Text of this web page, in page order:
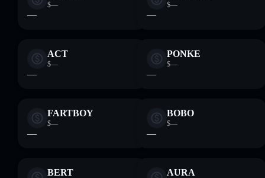
$—
—
$—
—
ACT
$—
—
PONKE
$—
—
FARTBOY
$—
—
BOBO
$—
—
BERT AURA